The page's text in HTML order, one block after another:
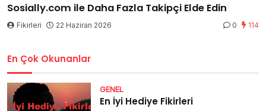
Sosially.com ile Daha Fazla Takipçi Elde Edin
Fikirleri 22 Haziran 2026 0 114
En Çok Okunanlar
GENEL
En İyi Hediye Fikirleri